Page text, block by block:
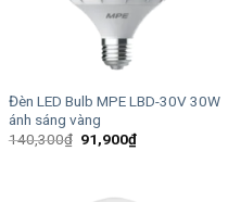
Đèn LED Bulb MPE LBD-30V 30W
ánh sáng vàng
140,300₫ Giá
gốc
91,900₫Giá
hiện